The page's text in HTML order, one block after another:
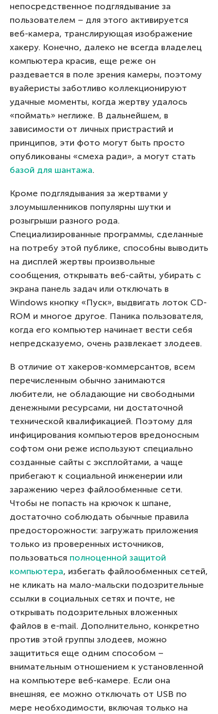
непосредственное подглядывание за
пользователем – для этого активируется
веб-камера, транслирующая изображение
хакеру. Конечно, далеко не всегда владелец
компьютера красив, еще реже он
раздевается в поле зрения камеры, поэтому
вуайеристы заботливо коллекционируют
удачные моменты, когда жертву удалось
«поймать» неглиже. В дальнейшем, в
зависимости от личных пристрастий и
принципов, эти фото могут быть просто
опубликованы «смеха ради», а могут стать
базой для шантажа.
Кроме подглядывания за жертвами у
злоумышленников популярны шутки и
розыгрыши разного рода.
Специализированные программы, сделанные
на потребу этой публике, способны выводить
на дисплей жертвы произвольные
сообщения, открывать веб-сайты, убирать с
экрана панель задач или отключать в
Windows кнопку «Пуск», выдвигать лоток CD-
ROM и многое другое. Паника пользователя,
когда его компьютер начинает вести себя
непредсказуемо, очень развлекает злодеев.
В отличие от хакеров-коммерсантов, всем
перечисленным обычно занимаются
любители, не обладающие ни свободными
денежными ресурсами, ни достаточной
технической квалификацией. Поэтому для
инфицирования компьютеров вредоносным
софтом они реже используют специально
созданные сайты с эксплойтами, а чаще
прибегают к социальной инженерии или
заражению через файлообменные сети.
Чтобы не попасть на крючок к шпане,
достаточно соблюдать обычные правила
предосторожности: загружать приложения
только из проверенных источников,
пользоваться полноценной защитой
компьютера, избегать файлообменных сетей,
не кликать на мало-мальски подозрительные
ссылки в социальных сетях и почте, не
открывать подозрительных вложенных
файлов в e-mail. Дополнительно, конкретно
против этой группы злодеев, можно
защититься еще одним способом –
внимательным отношением к установленной
на компьютере веб-камере. Если она
внешняя, ее можно отключать от USB по
мере необходимости, включая только на